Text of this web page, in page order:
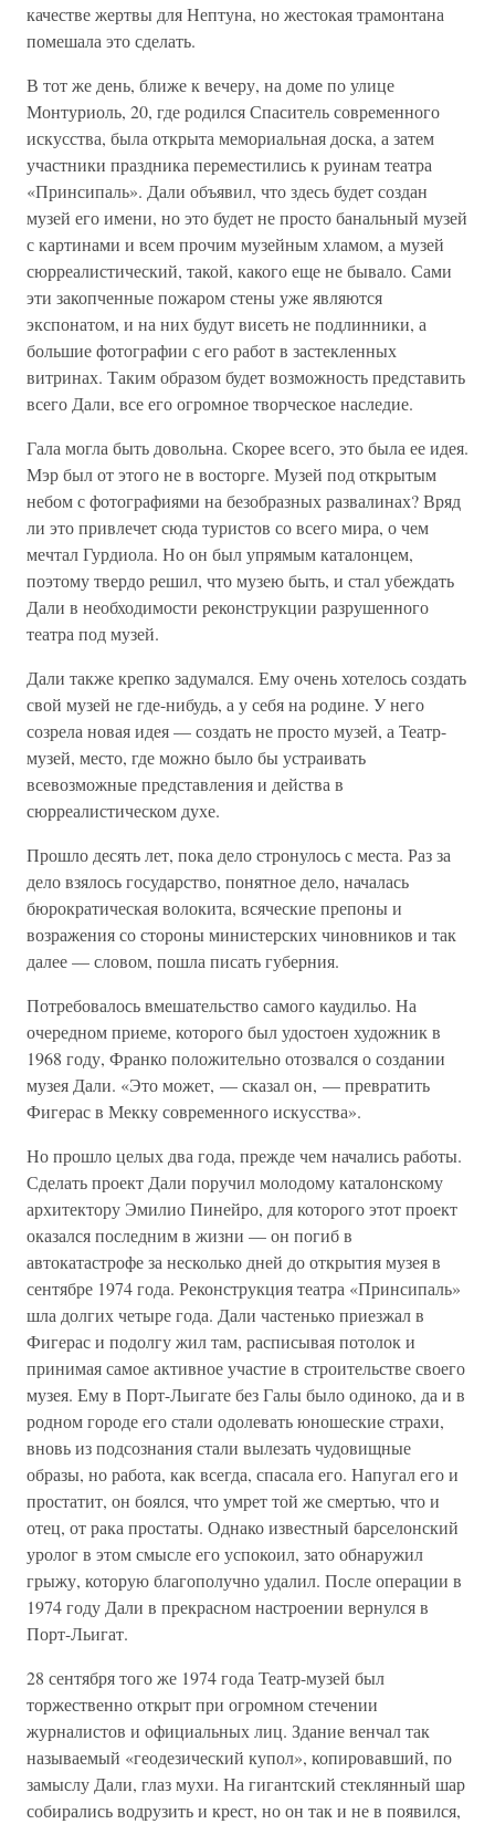
качестве жертвы для Нептуна, но жестокая трамонтана
помешала это сделать.
В тот же день, ближе к вечеру, на доме по улице
Монтуриоль, 20, где родился Спаситель современного
искусства, была открыта мемориальная доска, а затем
участники праздника переместились к руинам театра
«Принсипаль». Дали объявил, что здесь будет создан
музей его имени, но это будет не просто банальный музей
с картинами и всем прочим музейным хламом, а музей
сюрреалистический, такой, какого еще не бывало. Сами
эти закопченные пожаром стены уже являются
экспонатом, и на них будут висеть не подлинники, а
большие фотографии с его работ в застекленных
витринах. Таким образом будет возможность представить
всего Дали, все его огромное творческое наследие.
Гала могла быть довольна. Скорее всего, это была ее идея.
Мэр был от этого не в восторге. Музей под открытым
небом с фотографиями на безобразных развалинах? Вряд
ли это привлечет сюда туристов со всего мира, о чем
мечтал Гурдиола. Но он был упрямым каталонцем,
поэтому твердо решил, что музею быть, и стал убеждать
Дали в необходимости реконструкции разрушенного
театра под музей.
Дали также крепко задумался. Ему очень хотелось создать
свой музей не где-нибудь, а у себя на родине. У него
созрела новая идея — создать не просто музей, а Театр-
музей, место, где можно было бы устраивать
всевозможные представления и действа в
сюрреалистическом духе.
Прошло десять лет, пока дело стронулось с места. Раз за
дело взялось государство, понятное дело, началась
бюрократическая волокита, всяческие препоны и
возражения со стороны министерских чиновников и так
далее — словом, пошла писать губерния.
Потребовалось вмешательство самого каудильо. На
очередном приеме, которого был удостоен художник в
1968 году, Франко положительно отозвался о создании
музея Дали. «Это может, — сказал он, — превратить
Фигерас в Мекку современного искусства».
Но прошло целых два года, прежде чем начались работы.
Сделать проект Дали поручил молодому каталонскому
архитектору Эмилио Пинейро, для которого этот проект
оказался последним в жизни — он погиб в
автокатастрофе за несколько дней до открытия музея в
сентябре 1974 года. Реконструкция театра «Принсипаль»
шла долгих четыре года. Дали частенько приезжал в
Фигерас и подолгу жил там, расписывая потолок и
принимая самое активное участие в строительстве своего
музея. Ему в Порт-Льигате без Галы было одиноко, да и в
родном городе его стали одолевать юношеские страхи,
вновь из подсознания стали вылезать чудовищные
образы, но работа, как всегда, спасала его. Напугал его и
простатит, он боялся, что умрет той же смертью, что и
отец, от рака простаты. Однако известный барселонский
уролог в этом смысле его успокоил, зато обнаружил
грыжу, которую благополучно удалил. После операции в
1974 году Дали в прекрасном настроении вернулся в
Порт-Льигат.
28 сентября того же 1974 года Театр-музей был
торжественно открыт при огромном стечении
журналистов и официальных лиц. Здание венчал так
называемый «геодезический купол», копировавший, по
замыслу Дали, глаз мухи. На гигантский стеклянный шар
собирались водрузить и крест, но он так и не в появился,